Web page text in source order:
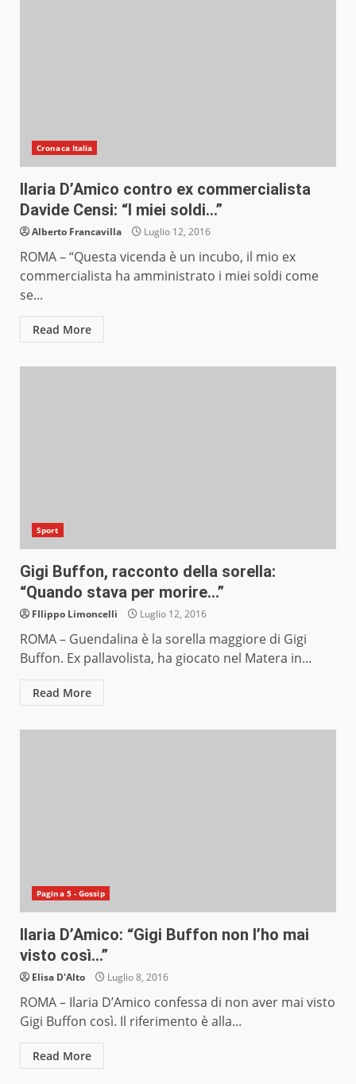
Cronaca Italia
Ilaria D’Amico contro ex commercialista
Davide Censi: “I miei soldi…”
Alberto Francavilla Luglio 12, 2016
ROMA – “Questa vicenda è un incubo, il mio ex
commercialista ha amministrato i miei soldi come
se...
Read More
Sport
Gigi Buffon, racconto della sorella:
“Quando stava per morire…”
FIlippo Limoncelli Luglio 12, 2016
ROMA – Guendalina è la sorella maggiore di Gigi
Buffon. Ex pallavolista, ha giocato nel Matera in...
Read More
Pagina 5 - Gossip
Ilaria D’Amico: “Gigi Buffon non l’ho mai
visto così…”
Elisa D'Alto Luglio 8, 2016
ROMA – Ilaria D’Amico confessa di non aver mai visto
Gigi Buffon così. Il riferimento è alla...
Read More